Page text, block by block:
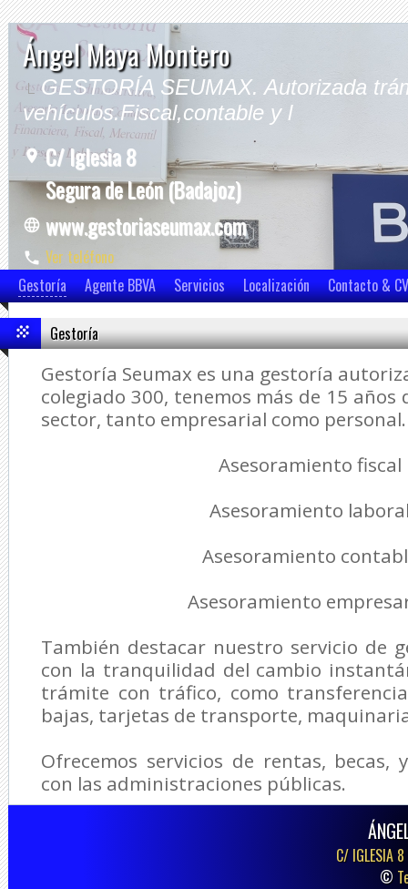
Ángel Maya Montero
GESTORÍA SEUMAX. Autorizada
vehículos.Fiscal,contable y l
C/ Iglesia 8
Segura de León (Badajoz)
www.gestoriaseumax.com
Ver teléfono
Ver móvil
Gestoría Agente BBVA Servicios Localización Contacto & CV
Gestoría
Gestoría Seumax es una gestoría
colegiado 300, tenemos más de 15 años
sector, tanto empresarial como
Asesoramiento fiscal
Asesoramiento
Asesoramiento
Asesoramiento
También destacar nuestro servicio de
con la tranquilidad del cambio
trámite con tráfico, como
bajas, tarjetas de transporte,
Ofrecemos servicios de rentas,
con las administraciones públicas.
C/ IGLESIA
©